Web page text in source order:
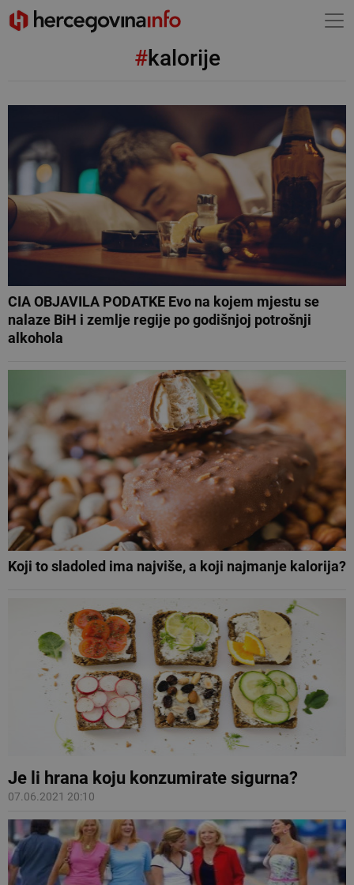
#kalorije
CIA OBJAVILA PODATKE Evo na kojem mjestu se
nalaze BiH i zemlje regije po godišnjoj potrošnji
alkohola
Koji to sladoled ima najviše, a koji najmanje kalorija?
Je li hrana koju konzumirate sigurna?
07.06.2021 20:10